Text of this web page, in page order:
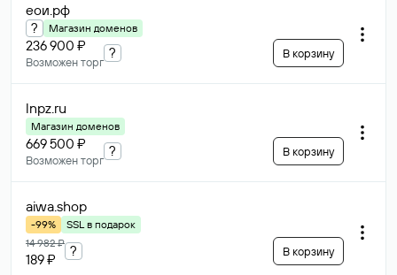
еои.рф
? Магазин доменов
236 900 ₽
Возможен торг
? В корзину
lnpz.ru
Магазин доменов
669 500 ₽
Возможен торг
? В корзину
aiwa.shop
-99%
SSL в подарок
14 982 ₽
189 ₽
? В корзину